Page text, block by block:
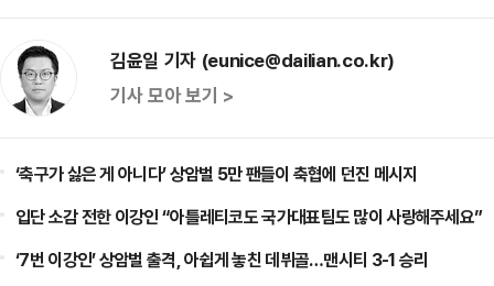
김윤일 기자 (eunice@dailian.co.kr)
기사 모아 보기 >
‘축구가 싫은 게 아니다’ 상암벌 5만 팬들이 축협에 던진 메시지
입단 소감 전한 이강인 “아틀레티코도 국가대표팀도 많이 사랑해주세요”
‘7번 이강인’ 상암벌 출격, 아쉽게 놓친 데뷔골…맨시티 3-1 승리